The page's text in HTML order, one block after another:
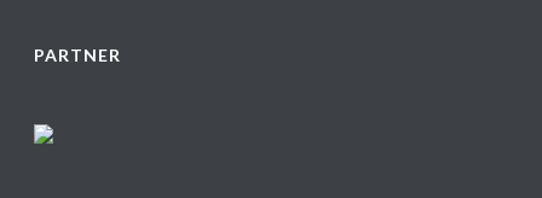
PARTNER